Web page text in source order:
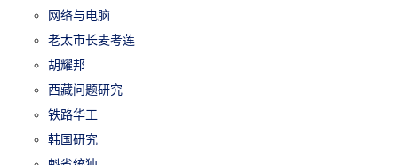
网络与电脑
老太市长麦考莲
胡耀邦
西藏问题研究
铁路华工
韩国研究